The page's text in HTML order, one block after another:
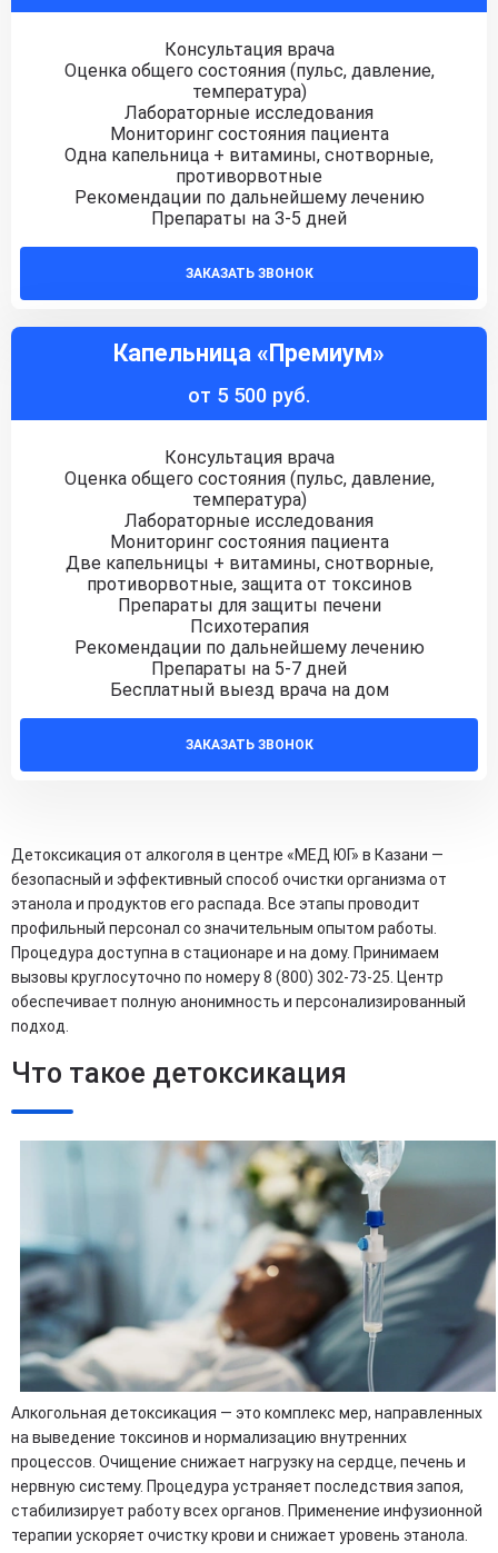
Консультация врача
Оценка общего состояния (пульс, давление,
температура)
Лабораторные исследования
Мониторинг состояния пациента
Одна капельница + витамины, снотворные,
противорвотные
Рекомендации по дальнейшему лечению
Препараты на 3-5 дней
ЗАКАЗАТЬ ЗВОНОК
Капельница «Премиум»
от 5 500 руб.
Консультация врача
Оценка общего состояния (пульс, давление,
температура)
Лабораторные исследования
Мониторинг состояния пациента
Две капельницы + витамины, снотворные,
противорвотные, защита от токсинов
Препараты для защиты печени
Психотерапия
Рекомендации по дальнейшему лечению
Препараты на 5-7 дней
Бесплатный выезд врача на дом
ЗАКАЗАТЬ ЗВОНОК
Детоксикация от алкоголя в центре «МЕД ЮГ» в Казани —
безопасный и эффективный способ очистки организма от
этанола и продуктов его распада. Все этапы проводит
профильный персонал со значительным опытом работы.
Процедура доступна в стационаре и на дому. Принимаем
вызовы круглосуточно по номеру 8 (800) 302-73-25. Центр
обеспечивает полную анонимность и персонализированный
подход.
Что такое детоксикация
Алкогольная детоксикация — это комплекс мер, направленных
на выведение токсинов и нормализацию внутренних
процессов. Очищение снижает нагрузку на сердце, печень и
нервную систему. Процедура устраняет последствия запоя,
стабилизирует работу всех органов. Применение инфузионной
терапии ускоряет очистку крови и снижает уровень этанола.